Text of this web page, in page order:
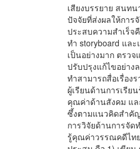
เสียงบรรยาย สนท
ปัจจัยที่ส่งผลให้กา
ประสบความสำเร็จ
ทำ storyboard และ
เป็นอย่างมาก ตรว
ปรับปรุงแก้ไขอย่าง
ทำสามารถสื่อเรื่อ
ผู้เรียนด้านการเรี
คุณค่าด้านสังคม แ
ซึ้งตามแนวคิดสำคั
การวิจัยด้านการจัด
รู้คุณค่าวรรณคดีไท